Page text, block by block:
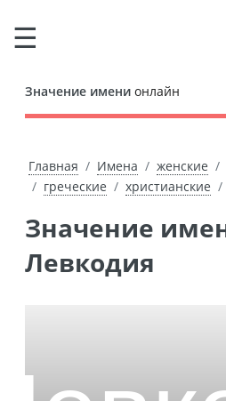
Значение имени онлайн
Главная Имена женские
греческие
христианские
Значение имени
Левкодия